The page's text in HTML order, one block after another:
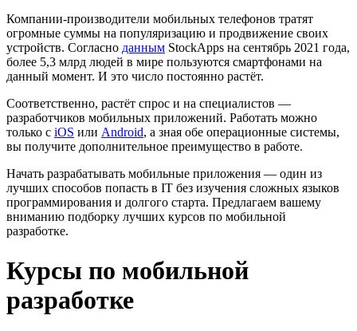
Компании-производители мобильных телефонов тратят
огромные суммы на популяризацию и продвижение своих
устройств. Согласно данным StockApps на сентябрь 2021 года,
более 5,3 млрд людей в мире пользуются смартфонами на
данный момент. И это число постоянно растёт.
Соответственно, растёт спрос и на специалистов —
разработчиков мобильных приложений. Работать можно
только с iOS или Android, а зная обе операционные системы,
вы получите дополнительное преимущество в работе.
Начать разрабатывать мобильные приложения — один из
лучших способов попасть в IT без изучения сложных языков
программирования и долгого старта. Предлагаем вашему
вниманию подборку лучших курсов по мобильной
разработке.
Курсы по мобильной
разработке